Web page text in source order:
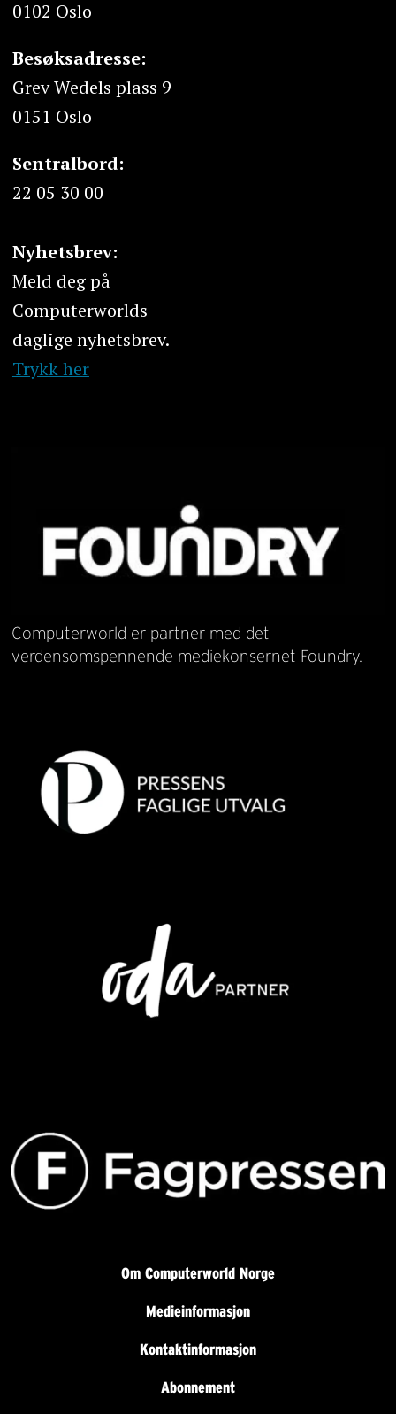
0102 Oslo
Besøksadresse:
Grev Wedels plass 9
0151 Oslo
Sentralbord:
22 05 30 00
Nyhetsbrev:
Meld deg på
Computerworlds
daglige nyhetsbrev.
Trykk her
Computerworld er partner med det
verdensomspennende mediekonsernet Foundry.
Om Computerworld Norge
Medieinformasjon
Kontaktinformasjon
Abonnement